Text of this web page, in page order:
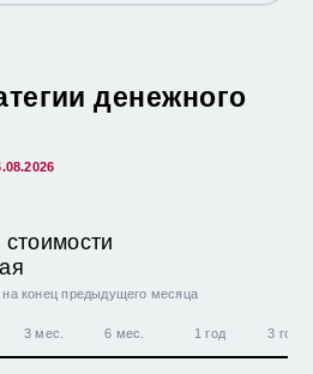
ПОГАШЕНИЯ
денежного
конец предыдущего месяца
3 мес. 6 мес. 1 год 3 года